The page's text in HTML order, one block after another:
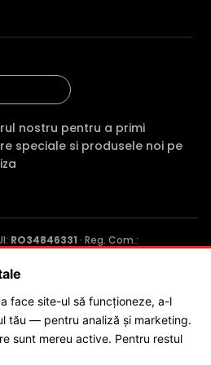
/ IR Cut Fillter)
DE3WB are un filtru IR
anumitele defecte de
timpul noptii acesta este retras
infrarosu sa treaca,
nostru pentru a primi
speciale si produsele noi pe
RO34846331 · Reg. Com.:
·
POLITES ONLINE SRL
face site-ul să funcționeze, a-l
tău — pentru analiză și marketing.
sunt mereu active. Pentru restul